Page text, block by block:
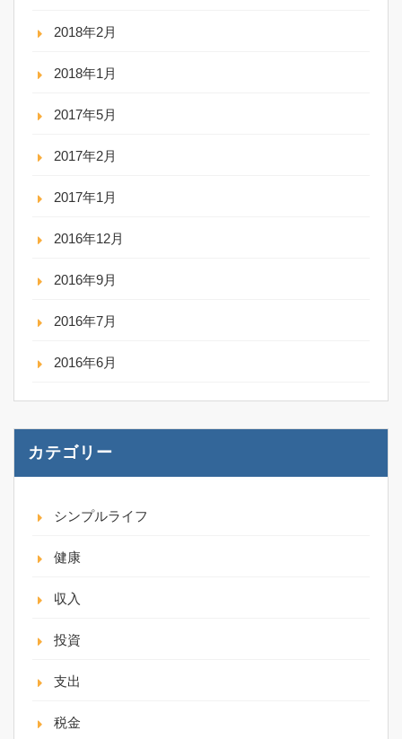
2018年2月
2018年1月
2017年5月
2017年2月
2017年1月
2016年12月
2016年9月
2016年7月
2016年6月
カテゴリー
シンプルライフ
健康
収入
投資
支出
税金